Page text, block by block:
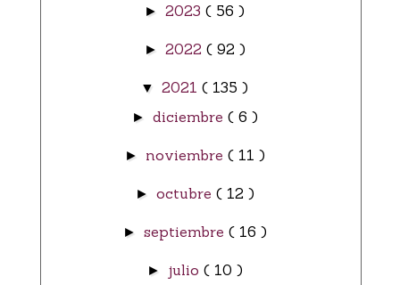
► 2023 ( 56 )
► 2022 ( 92 )
▼ 2021 ( 135 )
► diciembre ( 6 )
► noviembre ( 11 )
► octubre ( 12 )
► septiembre ( 16 )
► julio ( 10 )